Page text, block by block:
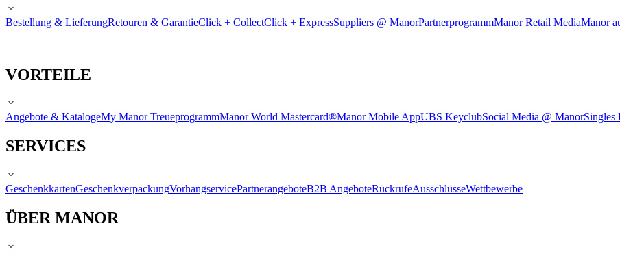
Bestellung & LieferungRetouren & GarantieClick + CollectClick + ExpressSuppliers @ ManorPartnerprogrammManor Retail MediaManor
VORTEILE
Angebote & KatalogeMy Manor TreueprogrammManor World Mastercard®Manor Mobile AppUBS KeyclubSocial Media @ ManorSingles
SERVICES
GeschenkkartenGeschenkverpackungVorhangservicePartnerangeboteB2B AngeboteRückrufeAusschlüsseWettbewerbe
ÜBER MANOR